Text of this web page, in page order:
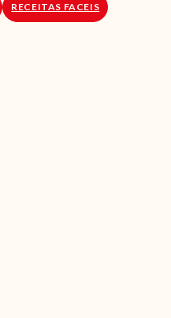
ONLINE
RECEITAS FACEIS